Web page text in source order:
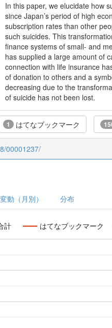
In this paper, we elucidate how
since Japan’s period of high
subscription rates than other
such suicides. This
finance systems of small- and
has supplied a large amount of
connection with life insurance
of donation to others and a
decreasing due to the
of suicide has not been lost.
1 はてなブックマーク
00001237/
変動（月別） 分布
計 はてなブックマーク